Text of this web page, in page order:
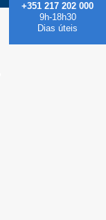
+351 217 202 000
9h-18h30
Dias úteis